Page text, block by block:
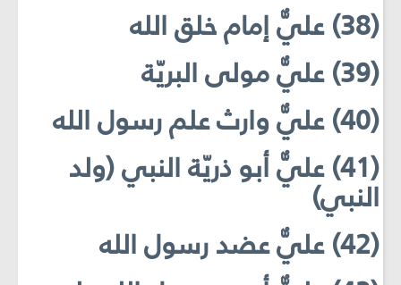
(38) عليٌّ إمام خلق الله
(39) عليٌّ مولى البريّة
(40) عليٌّ وارث علم رسول الله
(41) عليٌّ أبو ذريّة النبي (ولد
النبي)
(42) عليٌّ عضد رسول الله